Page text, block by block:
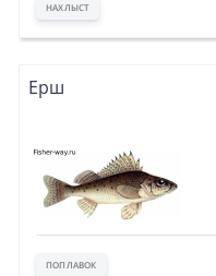
НАХЛЫСТ
Ерш
ПОПЛАВОК